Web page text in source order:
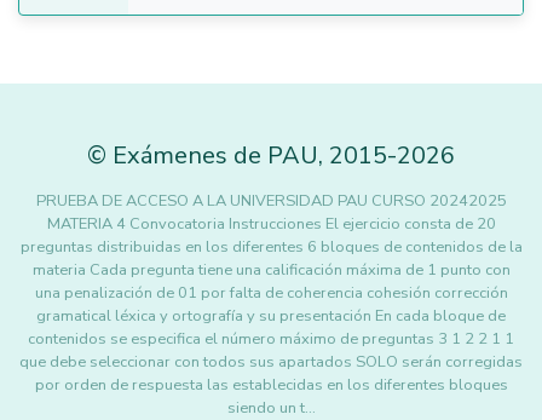
© Exámenes de PAU, 2015-2026
PRUEBA DE ACCESO A LA UNIVERSIDAD PAU CURSO 20242025
MATERIA 4 Convocatoria Instrucciones El ejercicio consta de 20
preguntas distribuidas en los diferentes 6 bloques de contenidos de la
materia Cada pregunta tiene una calificación máxima de 1 punto con
una penalización de 01 por falta de coherencia cohesión corrección
gramatical léxica y ortografía y su presentación En cada bloque de
contenidos se especifica el número máximo de preguntas 3 1 2 2 1 1
que debe seleccionar con todos sus apartados SOLO serán corregidas
por orden de respuesta las establecidas en los diferentes bloques
siendo un t…